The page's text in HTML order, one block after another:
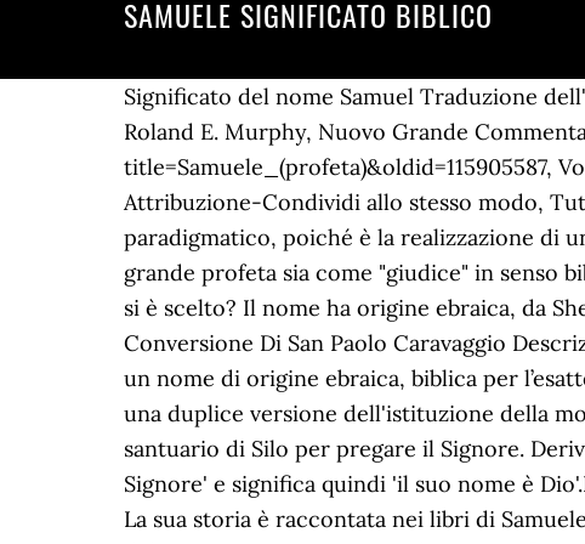
SAMUELE SIGNIFICATO BIBLICO
Significato del nome Samuel Traduzione dell'ebraico Shemu'el, da shem, nome e El, Dio. Raymond E. Brown, Joseph A. Fitzmyer, Roland E. Murphy, Nuovo Grande Commentario Biblico, Queriniana, 2002, p. 191, https://it.wikipedia.org/w/index.php?title=Samuele_(profeta)&oldid=115905587, Voci non biografiche con codici di controllo di autorità, licenza Creative Commons Attribuzione-Condividi allo stesso modo, Tutte le Chiese che ammettono il culto dei santi. La chiamata di Samuele ha un significato paradigmatico, poiché è la realizzazione di un processo che si ripete in tutte le vocazioni. Nella Bibbia viene presentato sia come un grande profeta sia come "giudice" in senso biblico. paolo significato biblico . E Samuele disse a tutto il popolo: ‘Vedete colui che Jahvè si è scelto? Il nome ha origine ebraica, da Shemu'el e significa "il Signore ascolta" oppure "il nome di Dio". 20 Gennaio Santo, Conversione Di San Paolo Caravaggio Descrizione, Morti Il 21 Luglio, Giordana: Significa “aquela que veio do rio Jordão”, “a … Davide è un nome di origine ebraica, biblica per l’esattezza, il cui significato letterale è “amato da Dio”. Si riscontrano diversi doppioni, si legge una duplice versione dell'istituzione della monarchia, una propizia e l'altra sfavorevole all'iniziativa. Anna si recò allora presso il santuario di Silo per pregare il Signore. Deriva dall'ebraico Shemu'el, composto da shem, 'nome' e da El, abbreviazione di Elohim, 'Dio, Signore' e significa quindi 'il suo nome è Dio'.L'onomastico si festeggia tradizionalmente il 16 febbraio in onore di san Samuele martire. La sua storia è raccontata nei libri di Samuele.Qui è raccontato di come Saul diede in moglie a David sua figlia Mikal, che era invaghita di lui. P. Iva: IT02941300044 di puntare2]. 1 Samuele.Fu lui a scegliere il primo re per il popolo ebraico.Saul, dopo la sua morte, fece evocare la sua anima all'indovina di Endor allo scopo di sapere il da farsi nell'imminente guerra contro i Filistei, ma Samuele gli disse che avrebbe perso e che il giorno … Gv. Il nome Samuele significa: "il suo nome è Dio", o "il nome di Dio", ma in aramaico Smenù-El significa "il Signore ha ascoltato". Iniziamo oggi lo studio dei libri di Samuele. Il nome è ancora oggi popolare in Italia: è stabilmente nella Top 30 dei nomi più usati per neonati dal 2004. Cari amici e nemici di Stilum Curiae, ospitiamo con piacere una riflessione del blog di Investigatore Biblico, che ringraziamo per la segnalazione. Elkana era un Levita (1 Cronache 6:33-38) che abitava nella contrada montuosa di Efraim. 92 relazioni. Dio … (1 Samuele 16:7b, NR) Dato che l’adorazione è deliziarsi e godere di Dio, essa coinvolge le tue emozioni. I LIBRI DETTI DI "SAMUELE" Col presente articolo intendo investigare ancora sugli scritti detti di Samuele, in ebraico ed in particolare in alcuni capitoli del 1 libro che riguardano tale personaggio. Figlio di Isai (1) e Nacas (1), di Betlemme (1). The name Mattia has six characters. E' un nome di tradizione biblica perché nell'Antico Testamento Samuele era un profeta ed ultimo dei Giudici di Israele. Scegli quello desiderato. Samuele apparteneva alla tribù di Efraim era figlio di Elkana ed Anna. Dalla Chiesa cattolica, Samuele è ritenuto santo e viene festeggiato il 20 agosto. Come precisato dagli studiosi della Bibbia Edizioni Paoline: "l'analisi letteraria dell'opera mette in evidenza